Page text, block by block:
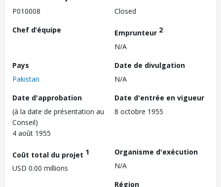
P010008
Closed
Chef d’équipe
Emprunteur 2
N/A
Pays
Pakistan
Date de divulgation
N/A
Date d'approbation
(à la date de présentation au
Conseil)
4 août 1955
Date d'entrée en vigueur
8 octobre 1955
Coût total du projet 1
USD 0.00 millions
Organisme d'exécution
N/A
Région